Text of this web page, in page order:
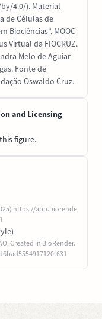
4.0/). Material
de Células de
Biociências", MOOC
Virtual da FIOCRUZ.
Melo de Aguiar
Fonte de
Oswaldo Cruz.
and Licensing
figure.
https://app.biorende
Created in BioRender.